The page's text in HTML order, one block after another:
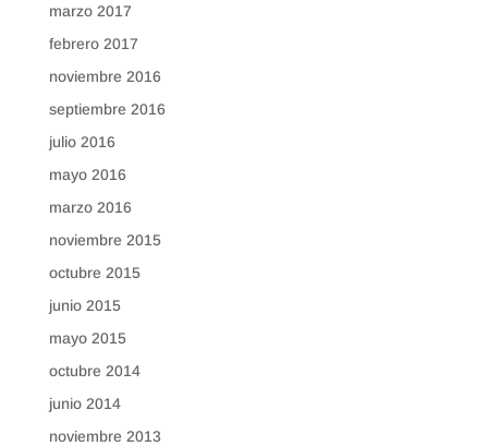
marzo 2017
febrero 2017
noviembre 2016
septiembre 2016
julio 2016
mayo 2016
marzo 2016
noviembre 2015
octubre 2015
junio 2015
mayo 2015
octubre 2014
junio 2014
noviembre 2013